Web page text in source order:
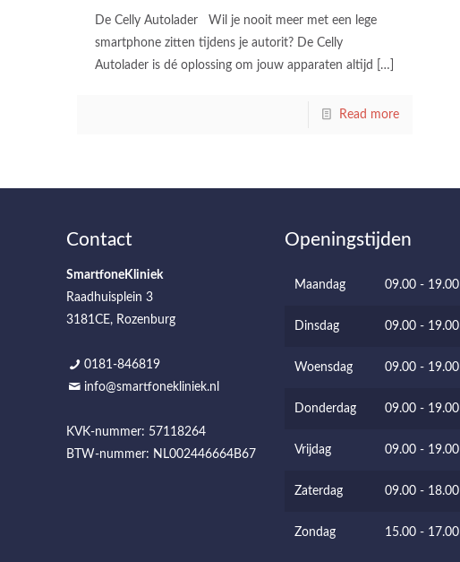
De Celly Autolader Wil je nooit meer met een lege
smartphone zitten tijdens je autorit? De Celly
Autolader is dé oplossing om jouw apparaten altijd
[…]
Read more
Contact
SmartfoneKliniek
Raadhuisplein 3
3181CE, Rozenburg
0181-846819
info@smartfonekliniek.nl
KVK-nummer: 57118264
BTW-nummer: NL002446664B67
Openingstijden
Maandag 09.00 - 19.00
Dinsdag 09.00 - 19.00
Woensdag 09.00 - 19.00
Donderdag 09.00 - 19.00
Vrijdag 09.00 - 19.00
Zaterdag 09.00 - 18.00
Zondag 15.00 - 17.00